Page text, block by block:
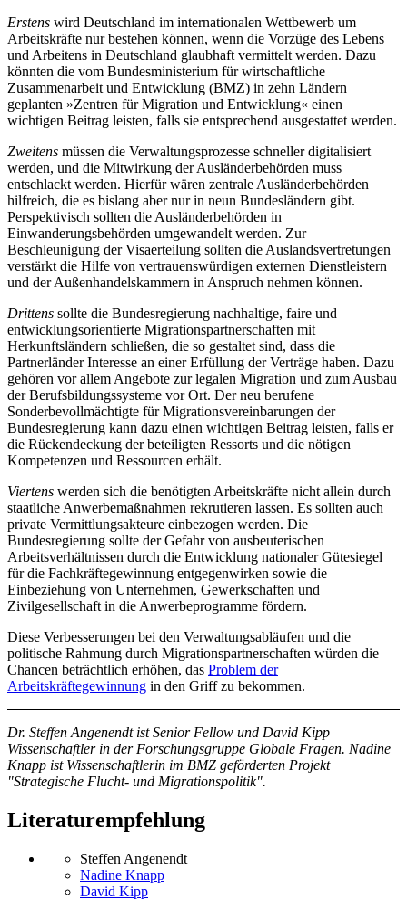
Erstens wird Deutschland im internationalen Wettbewerb um
Arbeitskräfte nur bestehen können, wenn die Vorzüge des Lebens
und Arbeitens in Deutschland glaubhaft vermittelt werden. Dazu
könnten die vom Bundesministerium für wirtschaftliche
Zusammenarbeit und Entwicklung (BMZ) in zehn Ländern
geplanten »Zentren für Migration und Entwicklung« einen
wichtigen Beitrag leisten, falls sie entsprechend ausgestattet werden.
Zweitens müssen die Verwaltungsprozesse schneller digitalisiert
werden, und die Mitwirkung der Ausländerbehörden muss
entschlackt werden. Hierfür wären zentrale Ausländerbehörden
hilfreich, die es bislang aber nur in neun Bundesländern gibt.
Perspektivisch sollten die Ausländerbehörden in
Einwanderungsbehörden umgewandelt werden. Zur
Beschleunigung der Visaerteilung sollten die Auslandsvertretungen
verstärkt die Hilfe von vertrauenswürdigen externen Dienstleistern
und der Außenhandelskammern in Anspruch nehmen können.
Drittens sollte die Bundesregierung nachhaltige, faire und
entwicklungsorientierte Migrationspartnerschaften mit
Herkunftsländern schließen, die so gestaltet sind, dass die
Partnerländer Interesse an einer Erfüllung der Verträge haben. Dazu
gehören vor allem Angebote zur legalen Migration und zum Ausbau
der Berufsbildungssysteme vor Ort. Der neu berufene
Sonderbevollmächtigte für Migrationsvereinbarungen der
Bundesregierung kann dazu einen wichtigen Beitrag leisten, falls er
die Rückendeckung der beteiligten Ressorts und die nötigen
Kompetenzen und Ressourcen erhält.
Viertens werden sich die benötigten Arbeitskräfte nicht allein durch
staatliche Anwerbemaßnahmen rekrutieren lassen. Es sollten auch
private Vermittlungsakteure einbezogen werden. Die
Bundesregierung sollte der Gefahr von ausbeuterischen
Arbeitsverhältnissen durch die Entwicklung nationaler Gütesiegel
für die Fachkräftegewinnung entgegenwirken sowie die
Einbeziehung von Unternehmen, Gewerkschaften und
Zivilgesellschaft in die Anwerbeprogramme fördern.
Diese Verbesserungen bei den Verwaltungsabläufen und die
politische Rahmung durch Migrationspartnerschaften würden die
Chancen beträchtlich erhöhen, das Problem der
Arbeitskräftegewinnung in den Griff zu bekommen.
Dr. Steffen Angenendt ist Senior Fellow und David Kipp
Wissenschaftler in der Forschungsgruppe Globale Fragen. Nadine
Knapp ist Wissenschaftlerin im BMZ geförderten Projekt
"Strategische Flucht- und Migrationspolitik".
Literaturempfehlung
Steffen Angenendt
Nadine Knapp
David Kipp